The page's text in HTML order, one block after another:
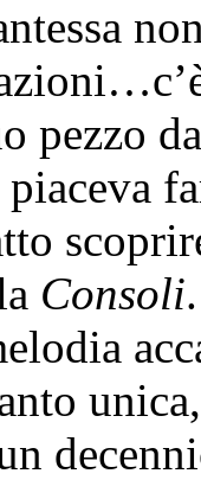
pezzo
Consoli